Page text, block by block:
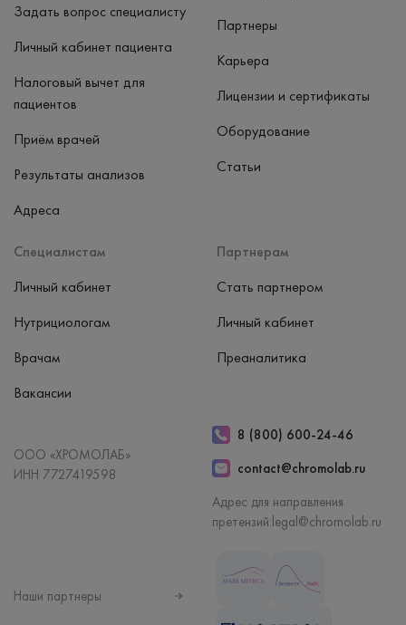
Задать вопрос специалисту
Личный кабинет пациента
Налоговый вычет для
пациентов
Приём врачей
Результаты анализов
Адреса
Специалистам
Личный кабинет
Нутрициологам
Врачам
Вакансии
Партнерам
Стать партнером
Личный кабинет
Преаналитика
Партнеры
Карьера
Лицензии и сертификаты
Оборудование
Статьи
ООО «ХРОМОЛАБ»
ИНН 7727419598
8 (800) 600-24-46
contact@chromolab.ru
Адрес для направления
претензий:legal@chromolab.ru
Наши партнеры